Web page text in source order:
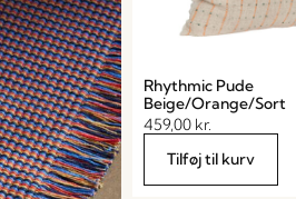
Rhythmic Pude
Beige/Orange/Sort
459,00 kr.
Tilføj til kurv